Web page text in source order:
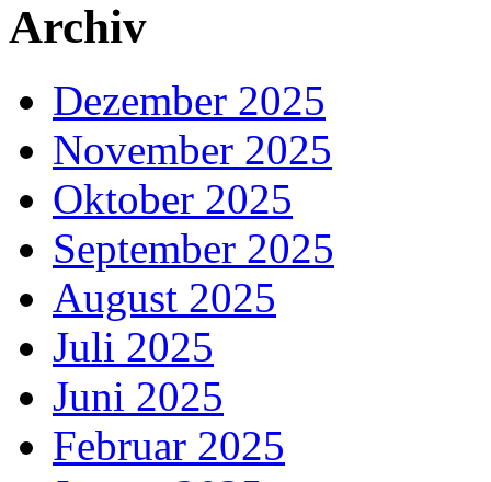
Archiv
Dezember 2025
November 2025
Oktober 2025
September 2025
August 2025
Juli 2025
Juni 2025
Februar 2025